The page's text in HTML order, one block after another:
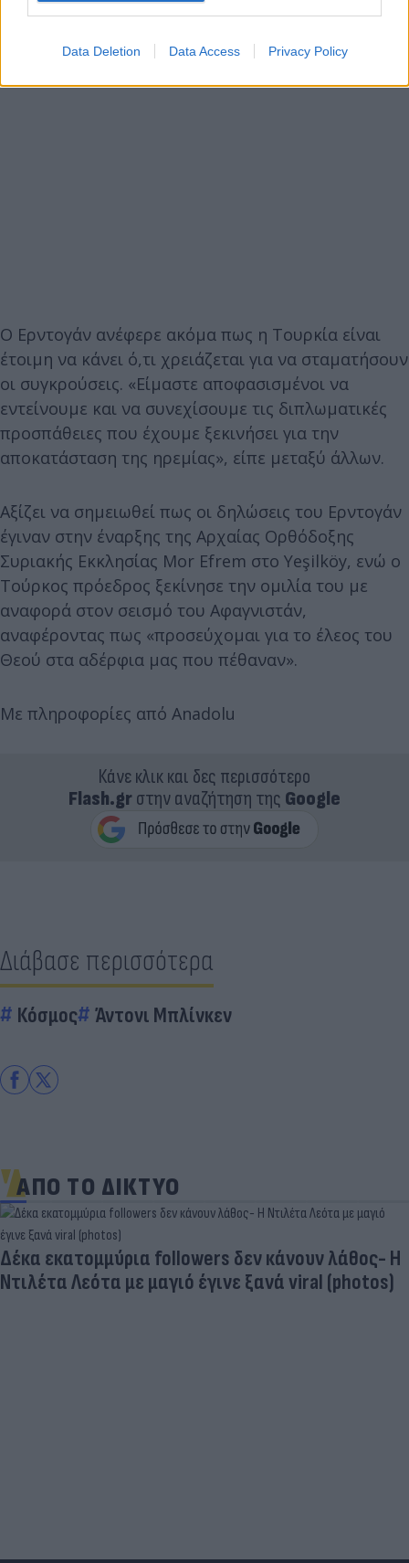
Data Deletion Data Access Privacy Policy
Ο Ερντογάν ανέφερε ακόμα πως η Τουρκία είναι
έτοιμη να κάνει ό,τι χρειάζεται για να σταματήσουν
οι συγκρούσεις. «Είμαστε αποφασισμένοι να
εντείνουμε και να συνεχίσουμε τις διπλωματικές
προσπάθειες που έχουμε ξεκινήσει για την
αποκατάσταση της ηρεμίας», είπε μεταξύ άλλων.
Αξίζει να σημειωθεί πως οι δηλώσεις του Ερντογάν
έγιναν στην έναρξης της Αρχαίας Ορθόδοξης
Συριακής Εκκλησίας Mor Efrem στο Yeşilköy, ενώ ο
Τούρκος πρόεδρος ξεκίνησε την ομιλία του με
αναφορά στον σεισμό του Αφαγνιστάν,
αναφέροντας πως «προσεύχομαι για το έλεος του
Θεού στα αδέρφια μας που πέθαναν».
Με πληροφορίες από Anadolu
Κάνε κλικ και δες περισσότερο
Flash.grστην αναζήτηση της Google
Διάβασε περισσότερα
Κόσμος Άντονι Μπλίνκεν
ΑΠΟ ΤΟ ΔΙΚΤΥΟ
Δέκα εκατομμύρια followers δεν κάνουν λάθος- Η
Ντιλέτα Λεότα με μαγιό έγινε ξανά viral (photos)